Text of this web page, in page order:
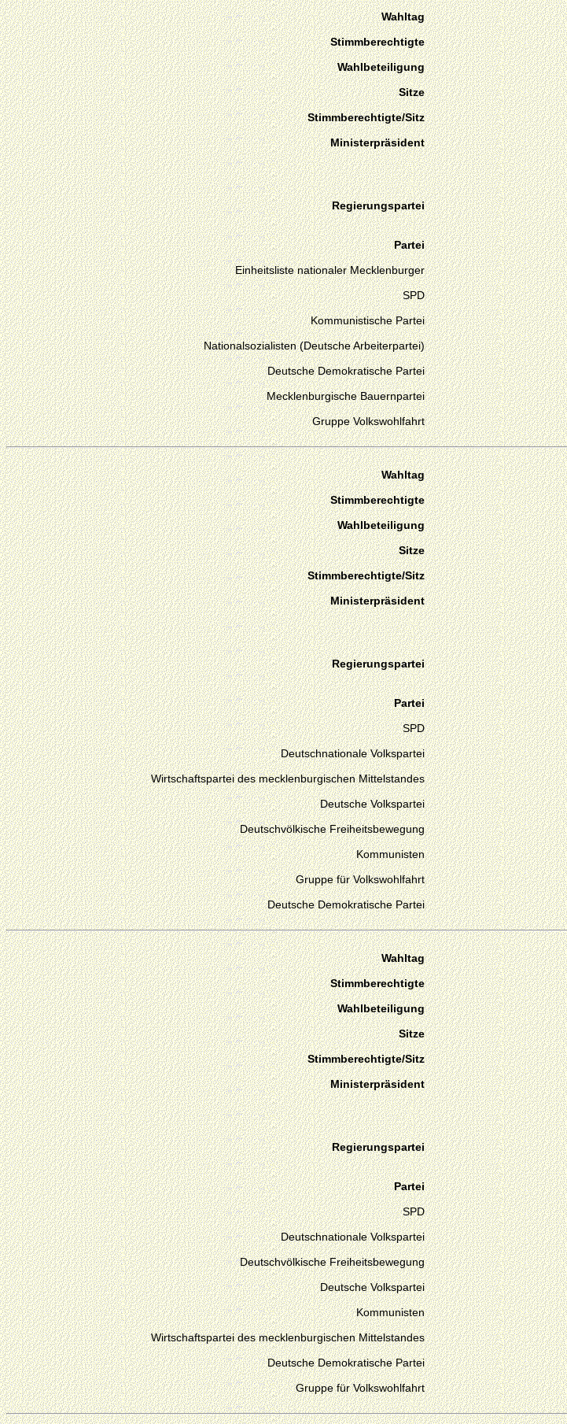
Wahltag
Stimmberechtigte
Wahlbeteiligung
Sitze
Stimmberechtigte/Sitz
Ministerpräsident
Regierungspartei
Partei
Einheitsliste nationaler Mecklenburger
SPD
Kommunistische Partei
Nationalsozialisten (Deutsche Arbeiterpartei)
Deutsche Demokratische Partei
Mecklenburgische Bauernpartei
Gruppe Volkswohlfahrt
Wahltag
Stimmberechtigte
Wahlbeteiligung
Sitze
Stimmberechtigte/Sitz
Ministerpräsident
Regierungspartei
Partei
SPD
Deutschnationale Volkspartei
Wirtschaftspartei des mecklenburgischen Mittelstandes
Deutsche Volkspartei
Deutschvölkische Freiheitsbewegung
Kommunisten
Gruppe für Volkswohlfahrt
Deutsche Demokratische Partei
Wahltag
Stimmberechtigte
Wahlbeteiligung
Sitze
Stimmberechtigte/Sitz
Ministerpräsident
Regierungspartei
Partei
SPD
Deutschnationale Volkspartei
Deutschvölkische Freiheitsbewegung
Deutsche Volkspartei
Kommunisten
Wirtschaftspartei des mecklenburgischen Mittelstandes
Deutsche Demokratische Partei
Gruppe für Volkswohlfahrt